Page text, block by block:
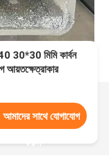
মিমি কার্বন
আয়তক্ষেত্রাকার
আমাদের সাথে যোগাযোগ
করুন